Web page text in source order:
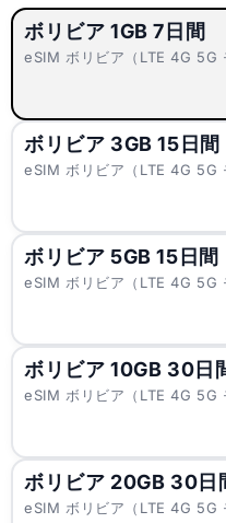
ボリビア 1GB 7日間
eSIM ボリビア（LTE 4G 5G
ボリビア 3GB 15日間
eSIM ボリビア（LTE 4G 5G
ボリビア 5GB 15日間
eSIM ボリビア（LTE 4G 5G
ボリビア 10GB 30日
eSIM ボリビア（LTE 4G 5G
ボリビア 20GB 30日
eSIM ボリビア（LTE 4G 5G